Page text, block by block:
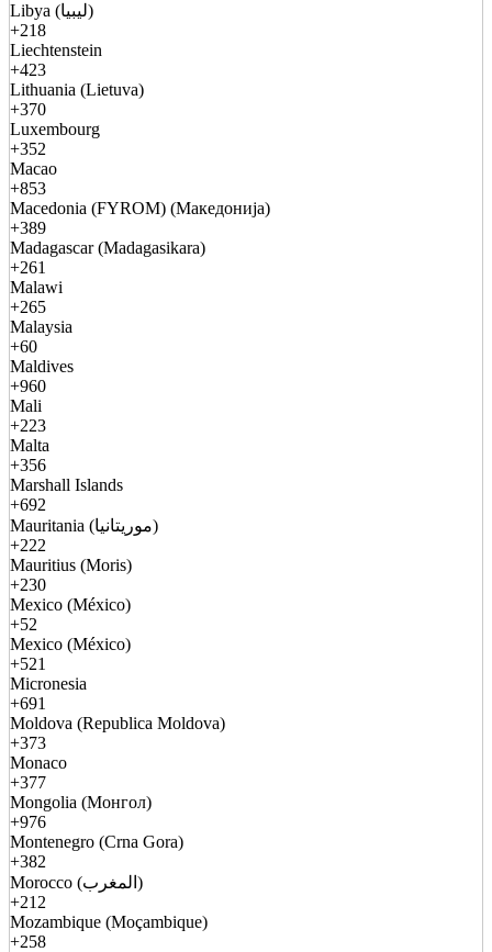
Libya (ليبيا)
+218
Liechtenstein
+423
Lithuania (Lietuva)
+370
Luxembourg
+352
Macao
+853
Macedonia (FYROM) (Македонија)
+389
Madagascar (Madagasikara)
+261
Malawi
+265
Malaysia
+60
Maldives
+960
Mali
+223
Malta
+356
Marshall Islands
+692
Mauritania (موريتانيا)
+222
Mauritius (Moris)
+230
Mexico (México)
+52
Mexico (México)
+521
Micronesia
+691
Moldova (Republica Moldova)
+373
Monaco
+377
Mongolia (Монгол)
+976
Montenegro (Crna Gora)
+382
Morocco (المغرب)
+212
Mozambique (Moçambique)
+258